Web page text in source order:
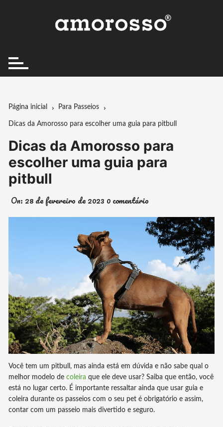
Página inicial Para Passeios
Dicas da Amorosso para escolher uma guia para pitbull
Dicas da Amorosso para
escolher uma guia para
pitbull
On: 28 de fevereiro de 2023 0 comentário
Você tem um pitbull, mas ainda está em dúvida e não sabe qual o
melhor modelo decoleira que ele deve usar? Saiba que então, você
está no lugar certo. É importante ressaltar ainda que usar guia e
coleira durante os passeios com o seu pet é obrigatório e assim,
contar com um passeio mais divertido e seguro.